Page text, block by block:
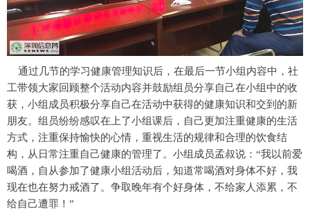
通过几节的学习健康管理知识后，在最后一节小组内容中，社
工带领大家回顾整个活动内容并鼓励组员分享自己在小组中的收
获，小组成员积极分享自己在活动中获得的健康知识和交到的新
朋友。组员纷纷感叹在上了小组课后，自己更加注重健康的生活
方式，注重保持愉快的心情，重视生活的规律和合理的饮食结
构，从日常注重自己健康的管理了。小组成员孟叔说：“我以前爱
喝酒，自从参加了健康小组活动后，知道常喝酒对身体不好，我
现在也在努力戒酒了。争取晚年有个好身体，不给家人添累，不
给自己遭罪！”